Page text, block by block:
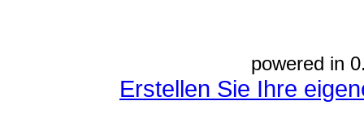
powered in
Erstellen Sie Ihre